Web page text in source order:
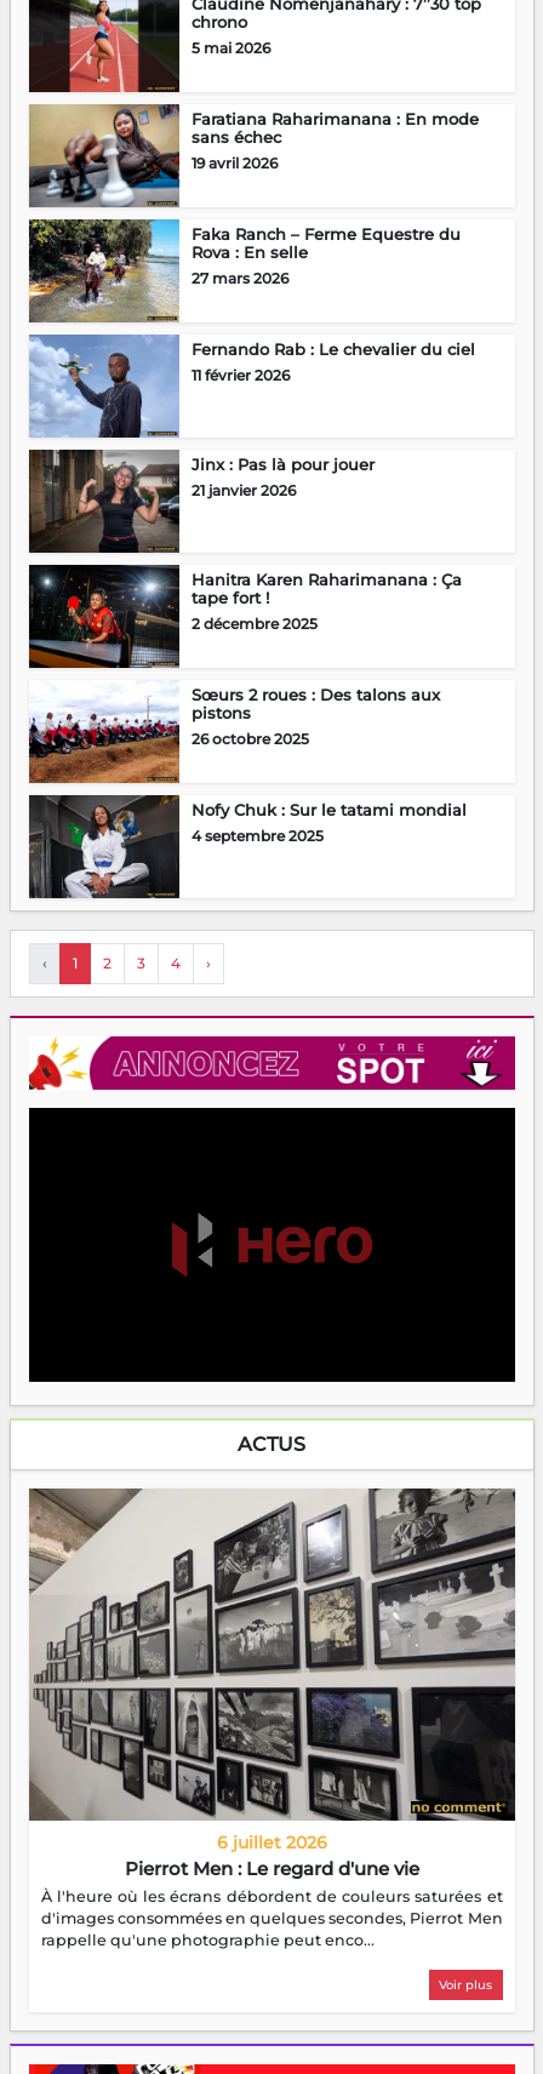
chrono
5 mai 2026
Faratiana Raharimanana : En mode
sans échec
19 avril 2026
Faka Ranch – Ferme Equestre du
Rova : En selle
27 mars 2026
Fernando Rab : Le chevalier du ciel
11 février 2026
Jinx : Pas là pour jouer
21 janvier 2026
Hanitra Karen Raharimanana : Ça
tape fort !
2 décembre 2025
Sœurs 2 roues : Des talons aux
pistons
26 octobre 2025
Nofy Chuk : Sur le tatami mondial
4 septembre 2025
‹ 1 2 3 4 ›
ACTUS
6 juillet 2026
Pierrot Men : Le regard d'une vie
À l'heure où les écrans débordent de couleurs saturées et
d'images consommées en quelques secondes, Pierrot Men
rappelle qu'une photographie peut enco...
Voir plus